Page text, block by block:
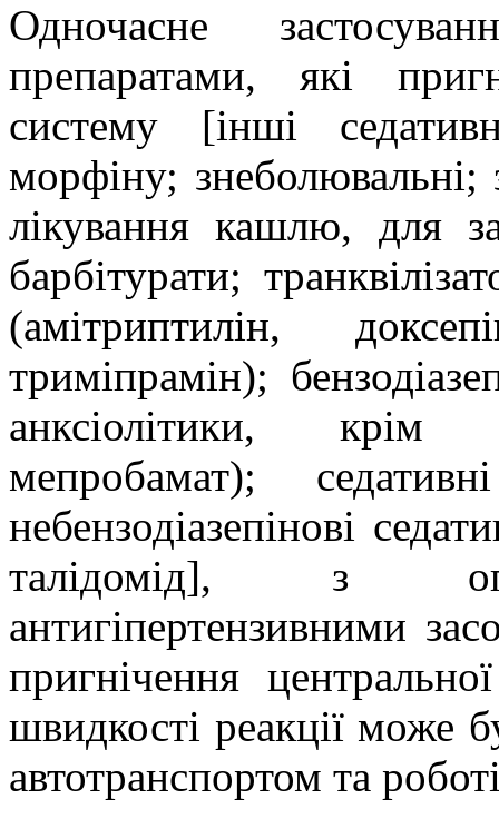
Одночасне
препаратами, які
систему [інші
морфіну;
лікування кашлю, для
барбітурати;
(амітриптилін,
триміпрамін);
анксіолітики, крім
мепробамат);
небензодіазепінові
талідомід], з
антигіпертензивними
пригнічення
швидкості реакції може
автотранспортом та